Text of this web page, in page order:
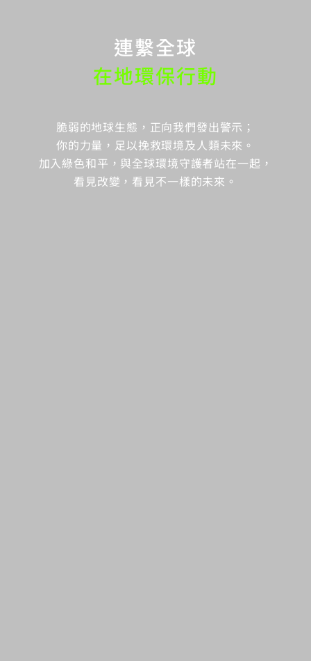
連繫全球
在地環保行動
脆弱的地球生態，正向我們發出警示；
你的力量，足以挽救環境及人類未來。
加入綠色和平，與全球環境守護者站在一起，
看見改變，看見不一樣的未來。